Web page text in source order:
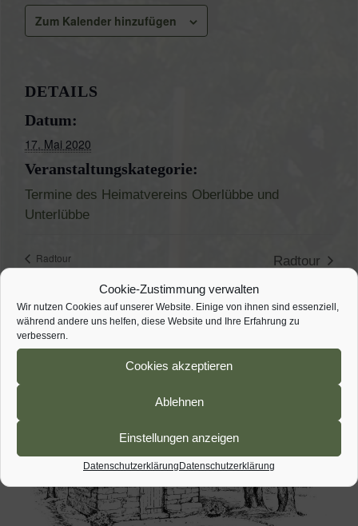
Cookie-Zustimmung verwalten
Wir nutzen Cookies auf unserer Website. Einige von ihnen sind essenziell,
während andere uns helfen, diese Website und Ihre Erfahrung zu
verbessern.
Cookies akzeptieren
Ablehnen
Einstellungen anzeigen
DatenschutzerklärungDatenschutzerklärung
Zum Kalender hinzufügen
DETAILS
Datum:
17. Mai 2020
Veranstaltungskategorie:
Termine des Heimatvereins Oberlübbe und
Unterlübbe
Radtour Radtour